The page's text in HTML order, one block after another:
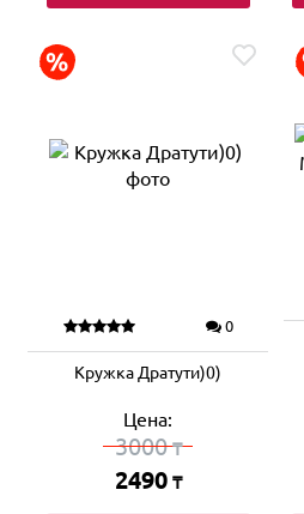
0
Кружка Дратути)0)
Цена:
3000₸
2490 ₸